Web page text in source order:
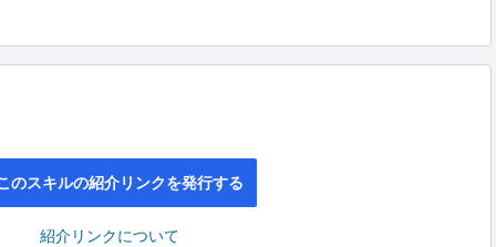
のスキルの紹介リンクを発行する
紹介リンクについて